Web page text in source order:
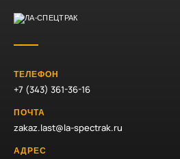
ТЕЛЕФОН
+7 (343) 361-36-16
ПОЧТА
zakaz.last@la-spectrak.ru
АДРЕС